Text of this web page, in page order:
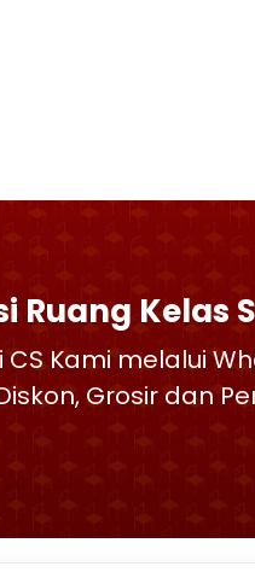
Ruang Kelas
CS Kami melalui
Grosir dan